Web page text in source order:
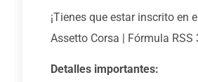
¡Tienes que estar inscrito
Assetto Corsa | Fórmula RSS
Detalles importantes: